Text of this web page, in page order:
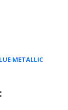
METALLIC